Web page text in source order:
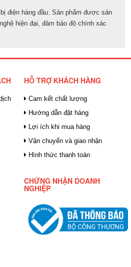
điện hàng đầu. Sản phẩm được sản
hiện đại, đảm bảo độ chính xác
HỖ TRỢ KHÁCH HÀNG
Cam kết chất lượng
Hướng dẫn đặt hàng
Lợi ích khi mua hàng
Vận chuyển và giao nhận
Hình thức thanh toán
CHỨNG NHẬN DOANH
NGHIỆP